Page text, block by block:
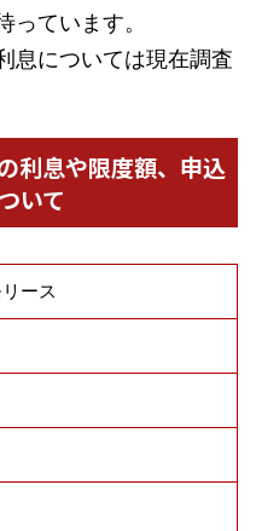
ています。
息については現在調査
利息や限度額、申込
いて
ース